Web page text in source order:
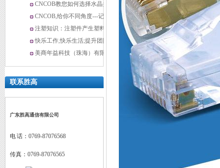
商标注册证
CNCOB水晶头
分享：注塑制品气泡的原因分
析
CNCOB教您如何选择水晶头
网线
CNCOB,给你不同角度---记直
角屏蔽水晶头
注塑知识：注塑件产生塑料的
降解起因及解决办法？
快乐工作,快乐生活;提升团队
凝聚力--CNCOB华侨城旅游纪
实(一)
美商年益科技（珠海）有限公
司来胜高参观审厂
联系胜高
广东胜高通信有限公司
电 话： 0769-87076568
传真： 0769-87076565